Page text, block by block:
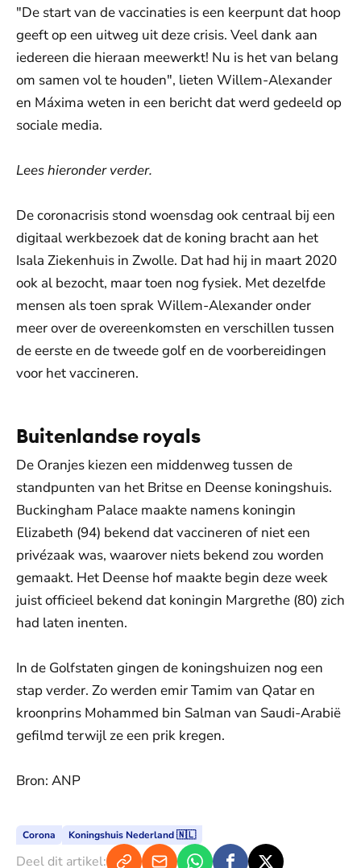
"De start van de vaccinaties is een keerpunt dat hoop
geeft op een uitweg uit deze crisis. Veel dank aan
iedereen die hieraan meewerkt! Nu is het van belang
om samen vol te houden", lieten Willem-Alexander
en Máxima weten in een bericht dat werd gedeeld op
sociale media.
Lees hieronder verder.
De coronacrisis stond woensdag ook centraal bij een
digitaal werkbezoek dat de koning bracht aan het
Isala Ziekenhuis in Zwolle. Dat had hij in maart 2020
ook al bezocht, maar toen nog fysiek. Met dezelfde
mensen als toen sprak Willem-Alexander onder
meer over de overeenkomsten en verschillen tussen
de eerste en de tweede golf en de voorbereidingen
voor het vaccineren.
Buitenlandse royals
De Oranjes kiezen een middenweg tussen de
standpunten van het Britse en Deense koningshuis.
Buckingham Palace maakte namens koningin
Elizabeth (94) bekend dat vaccineren of niet een
privézaak was, waarover niets bekend zou worden
gemaakt. Het Deense hof maakte begin deze week
juist officieel bekend dat koningin Margrethe (80) zich
had laten inenten.
In de Golfstaten gingen de koningshuizen nog een
stap verder. Zo werden emir Tamim van Qatar en
kroonprins Mohammed bin Salman van Saudi-Arabië
gefilmd terwijl ze een prik kregen.
Bron: ANP
Corona Koningshuis Nederland 🇳🇱
Deel dit artikel: